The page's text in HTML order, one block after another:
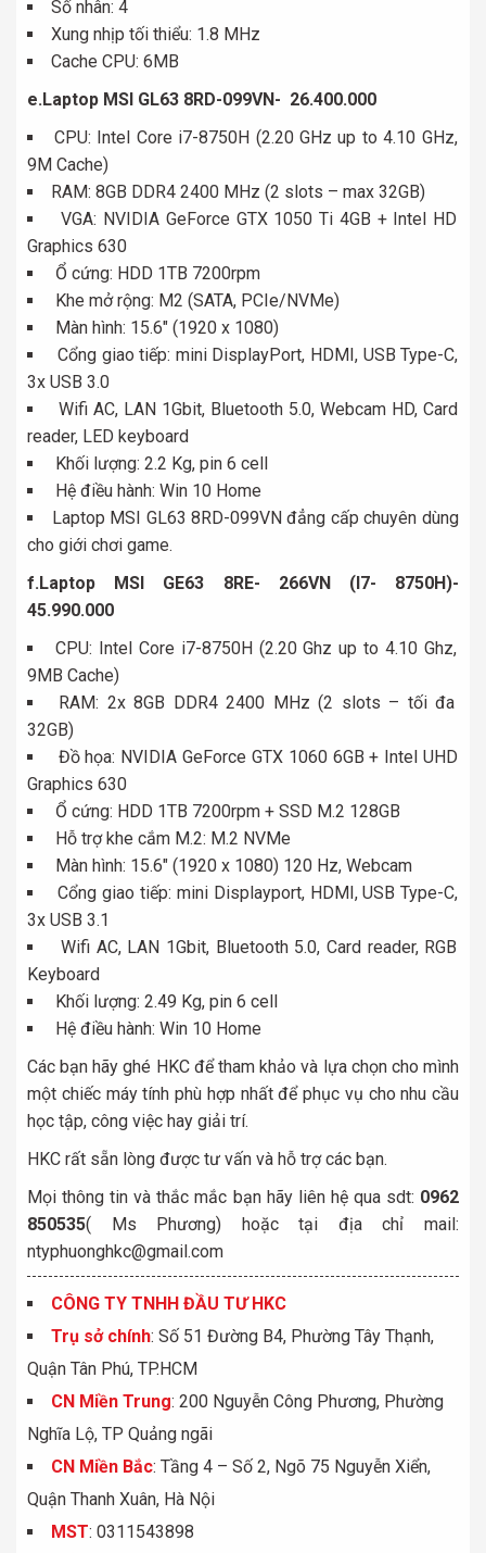
Số nhân: 4
Xung nhịp tối thiểu: 1.8 MHz
Cache CPU: 6MB
e.Laptop MSI GL63 8RD-099VN- 26.400.000
CPU: Intel Core i7-8750H (2.20 GHz up to 4.10 GHz,
9M Cache)
RAM: 8GB DDR4 2400 MHz (2 slots – max 32GB)
VGA: NVIDIA GeForce GTX 1050 Ti 4GB + Intel HD
Graphics 630
Ổ cứng: HDD 1TB 7200rpm
Khe mở rộng: M2 (SATA, PCIe/NVMe)
Màn hình: 15.6″ (1920 x 1080)
Cổng giao tiếp: mini DisplayPort, HDMI, USB Type-C,
3x USB 3.0
Wifi AC, LAN 1Gbit, Bluetooth 5.0, Webcam HD, Card
reader, LED keyboard
Khối lượng: 2.2 Kg, pin 6 cell
Hệ điều hành: Win 10 Home
Laptop MSI GL63 8RD-099VN đẳng cấp chuyên dùng
cho giới chơi game.
f.Laptop MSI GE63 8RE- 266VN (I7- 8750H)-
45.990.000
CPU: Intel Core i7-8750H (2.20 Ghz up to 4.10 Ghz,
9MB Cache)
RAM: 2x 8GB DDR4 2400 MHz (2 slots – tối đa
32GB)
Đồ họa: NVIDIA GeForce GTX 1060 6GB + Intel UHD
Graphics 630
Ổ cứng: HDD 1TB 7200rpm + SSD M.2 128GB
Hỗ trợ khe cắm M.2: M.2 NVMe
Màn hình: 15.6″ (1920 x 1080) 120 Hz, Webcam
Cổng giao tiếp: mini Displayport, HDMI, USB Type-C,
3x USB 3.1
Wifi AC, LAN 1Gbit, Bluetooth 5.0, Card reader, RGB
Keyboard
Khối lượng: 2.49 Kg, pin 6 cell
Hệ điều hành: Win 10 Home
Các bạn hãy ghé HKC để tham khảo và lựa chọn cho mình
một chiếc máy tính phù hợp nhất để phục vụ cho nhu cầu
học tập, công việc hay giải trí.
HKC rất sẵn lòng được tư vấn và hỗ trợ các bạn.
Mọi thông tin và thắc mắc bạn hãy liên hệ qua sdt: 0962
850535( Ms Phương) hoặc tại địa chỉ mail:
ntyphuonghkc@gmail.com
CÔNG TY TNHH ĐẦU TƯ HKC
Trụ sở chính: Số 51 Đường B4, Phường Tây Thạnh,
Quận Tân Phú, TP.HCM
CN Miền Trung: 200 Nguyễn Công Phương, Phường
Nghĩa Lộ, TP Quảng ngãi
CN Miền Bắc: Tầng 4 – Số 2, Ngõ 75 Nguyễn Xiển,
Quận Thanh Xuân, Hà Nội
MST: 0311543898